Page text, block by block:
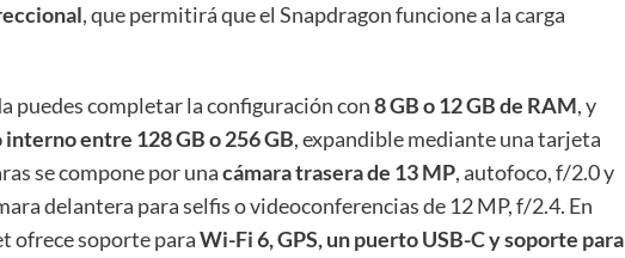
, que permitirá que el Snapdragon funcione a la carga
puedes completar la configuración con8 GB o 12 GB de RAM, y
entre 128 GB o 256 GB, expandible mediante una tarjeta
se compone por unacámara trasera de 13 MP, autofoco, f/2.0 y
delantera para selfis o videoconferencias de 12 MP, f/2.4. En
ofrece soporte paraWi-Fi 6, GPS, un puerto USB-C y soporte para